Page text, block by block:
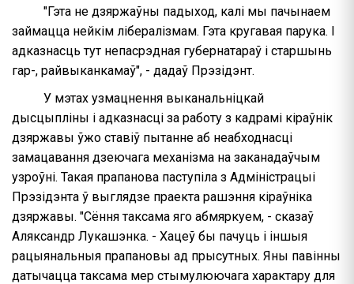
"Гэта не дзяржаўны падыход, калі мы пачынаем
займацца нейкім лібералізмам. Гэта кругавая парука. І
адказнасць тут непасрэдная губернатараў і старшынь
гар-, райвыканкамаў", - дадаў Прэзідэнт.
У мэтах узмацнення выканальніцкай
дысцыпліны і адказнасці за работу з кадрамі кіраўнік
дзяржавы ўжо ставіў пытанне аб неабходнасці
замацавання дзеючага механізма на заканадаўчым
узроўні. Такая прапанова паступіла з Адміністрацыі
Прэзідэнта ў выглядзе праекта рашэння кіраўніка
дзяржавы. "Сёння таксама яго абмяркуем, - сказаў
Аляксандр Лукашэнка. - Хацеў бы пачуць і іншыя
рацыянальныя прапановы ад прысутных. Яны павінны
датычацца таксама мер стымулюючага характару для